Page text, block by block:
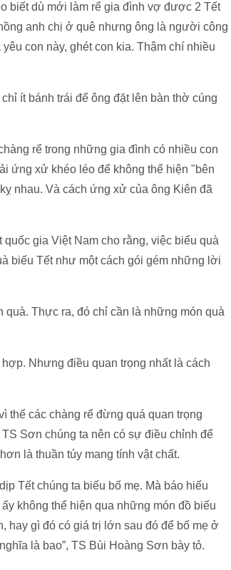
biết dù mới làm rể gia đình vợ được 2 Tết
anh chị ở quê nhưng ông là người công
con này, ghét con kia. Thậm chí nhiều
ít bánh trái để ông đặt lên bàn thờ cúng
rể trong những gia đình có nhiều con
ứng xử khéo léo để không thể hiện "bên
nhau. Và cách ứng xử của ông Kiên đã
gia Việt Nam cho rằng, việc biếu quà
biếu Tết như một cách gói gém những lời
Thực ra, đó chỉ cần là những món quà
Nhưng điều quan trọng nhất là cách
thế các chàng rể đừng quá quan trọng
Sơn chúng ta nên có sự điều chỉnh để
là thuần túy mang tính vật chất.
Tết chúng ta biếu bố mẹ. Mà báo hiếu
không thể hiện qua những món đồ biếu
hay gì đó có giá trị lớn sau đó để bố mẹ ở
là bao”, TS Bùi Hoàng Sơn bày tỏ.